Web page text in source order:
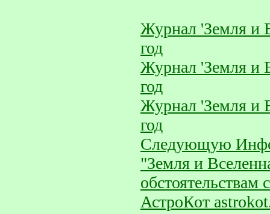
Журнал 'Земля и
год
Журнал 'Земля и
год
Журнал 'Земля и
год
Следующую
"Земля и
обстоятельствам
АстроКот